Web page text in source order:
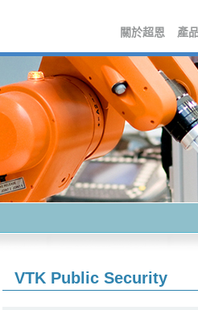
關於超恩 產
VTK Public Security